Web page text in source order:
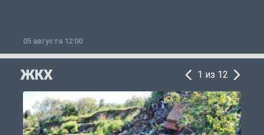
05 августа 12:00
ЖКХ 1 из 12